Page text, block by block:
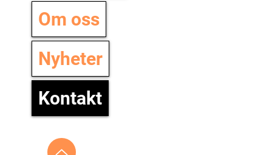
Om oss
Nyheter
Kontakt